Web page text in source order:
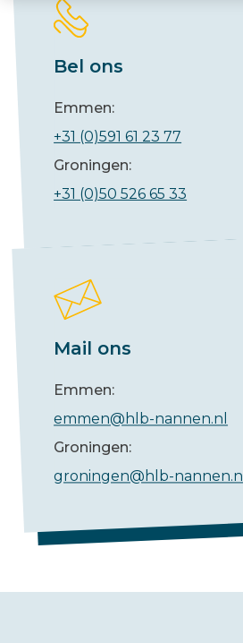
Bel ons
Emmen:
+31 (0)591 61 23 77
Groningen:
+31 (0)50 526 65 33
Mail ons
Emmen:
emmen@hlb-nannen.nl
Groningen:
groningen@hlb-nannen.nl